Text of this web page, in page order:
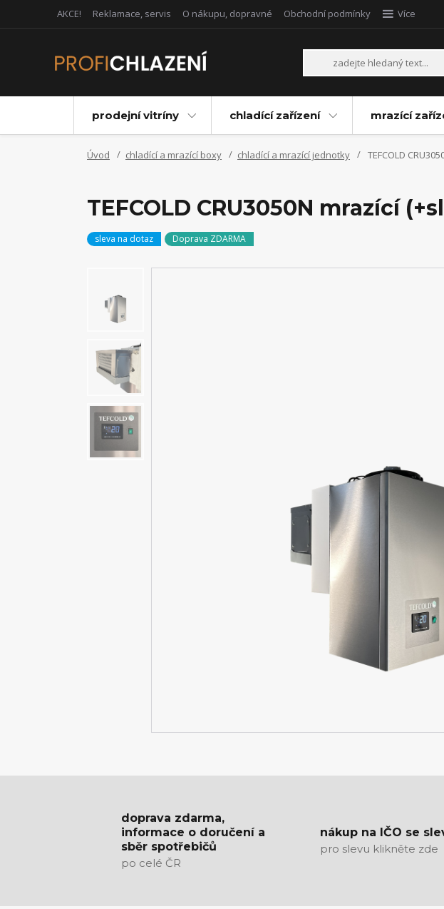
AKCE! Reklamace, servis O nákupu, dopravné Obchodní podmínky Více
prodejní vitríny chladící zařízení mrazící
Úvod chladící a mrazící boxy chladící a mrazící jednotky TEFCOLD
TEFCOLD CRU3050N mrazící
sleva na dotaz Doprava ZDARMA
doprava zdarma,
informace o doručení a
sběr spotřebičů
po celé ČR
nákup na IČO se
pro slevu klikněte zde